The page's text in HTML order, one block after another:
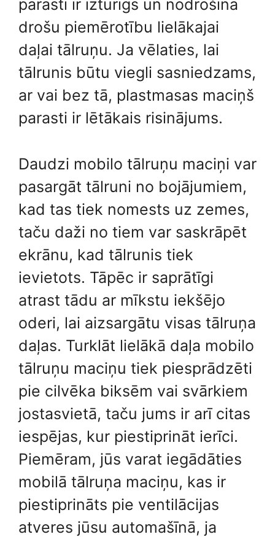
parasti ir izturīgs un nodrošina
drošu piemērotību lielākajai
daļai tālruņu. Ja vēlaties, lai
tālrunis būtu viegli sasniedzams,
ar vai bez tā, plastmasas maciņš
parasti ir lētākais risinājums.
Daudzi mobilo tālruņu maciņi var
pasargāt tālruni no bojājumiem,
kad tas tiek nomests uz zemes,
taču daži no tiem var saskrāpēt
ekrānu, kad tālrunis tiek
ievietots. Tāpēc ir saprātīgi
atrast tādu ar mīkstu iekšējo
oderi, lai aizsargātu visas tālruņa
daļas. Turklāt lielākā daļa mobilo
tālruņu maciņu tiek piesprādzēti
pie cilvēka biksēm vai svārkiem
jostasvietā, taču jums ir arī citas
iespējas, kur piestiprināt ierīci.
Piemēram, jūs varat iegādāties
mobilā tālruņa maciņu, kas ir
piestiprināts pie ventilācijas
atveres jūsu automašīnā, ja